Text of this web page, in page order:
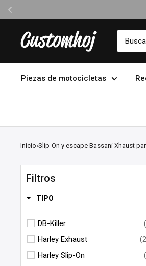
directamente
Customhoj
Piezas de motocicletas
Inicio›Slip-On y escape Bassani Xhaust
Filtros
TIPO
DB-Killer
Harley Exhaust
Harley Slip-On